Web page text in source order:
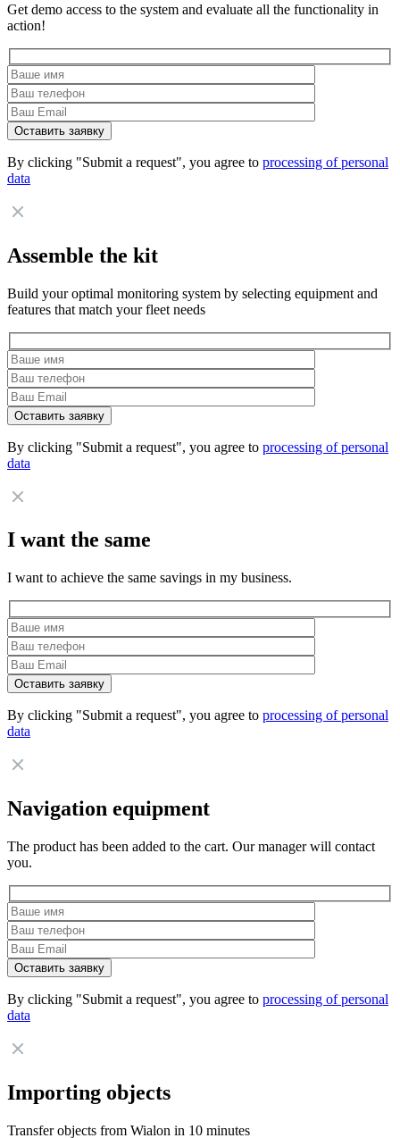
Get demo access to the system and evaluate all the functionality in
action!
By clicking "Submit a request", you agree to processing of personal
data
Assemble the kit
Build your optimal monitoring system by selecting equipment and
features that match your fleet needs
By clicking "Submit a request", you agree to processing of personal
data
I want the same
I want to achieve the same savings in my business.
By clicking "Submit a request", you agree to processing of personal
data
Navigation equipment
The product has been added to the cart. Our manager will contact
you.
By clicking "Submit a request", you agree to processing of personal
data
Importing objects
Transfer objects from Wialon in 10 minutes